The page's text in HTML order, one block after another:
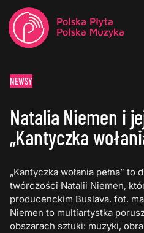
NEWSY
Natalia Niemen i
„Kantyczka
„Kantyczka wołania pełna” to
twórczości Natalii Niemen,
producenckim Buslava. fot.
Niemen to multiartystka
obszarach sztuki: muzyki,